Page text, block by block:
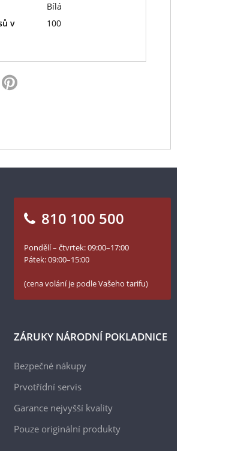
Bílá
v
100
810 100 500
Pondělí – čtvrtek: 09:00–17:00
Pátek: 09:00–15:00
(cena volání je podle Vašeho tarifu)
ZÁRUKY NÁRODNÍ POKLADNICE
Bezpečné nákupy
Prvotřídní servis
Garance nejvyšší kvality
Pouze originální produkty